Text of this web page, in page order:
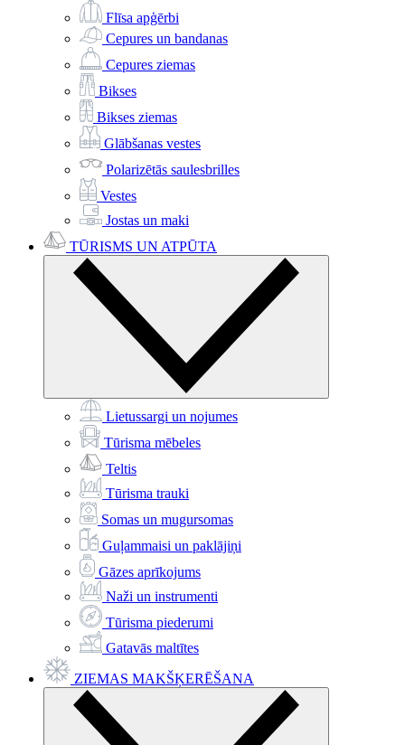
Flīsa apģērbi
Cepures un bandanas
Cepures ziemas
Bikses
Bikses ziemas
Glābšanas vestes
Polarizētās saulesbrilles
Vestes
Jostas un maki
TŪRISMS UN ATPŪTA
Lietussargi un nojumes
Tūrisma mēbeles
Teltis
Tūrisma trauki
Somas un mugursomas
Guļammaisi un paklājiņi
Gāzes aprīkojums
Naži un instrumenti
Tūrisma piederumi
Gatavās maltītes
ZIEMAS MAKŠĶERĒŠANA